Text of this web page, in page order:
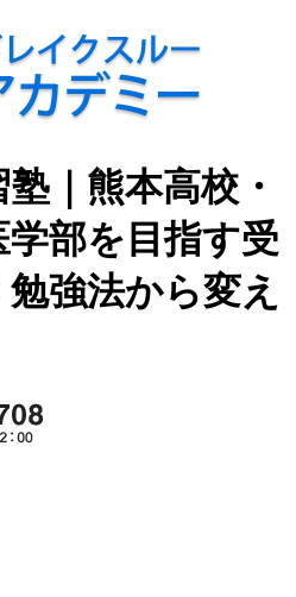
｜熊本高校・
学部を目指す受
強法から変え